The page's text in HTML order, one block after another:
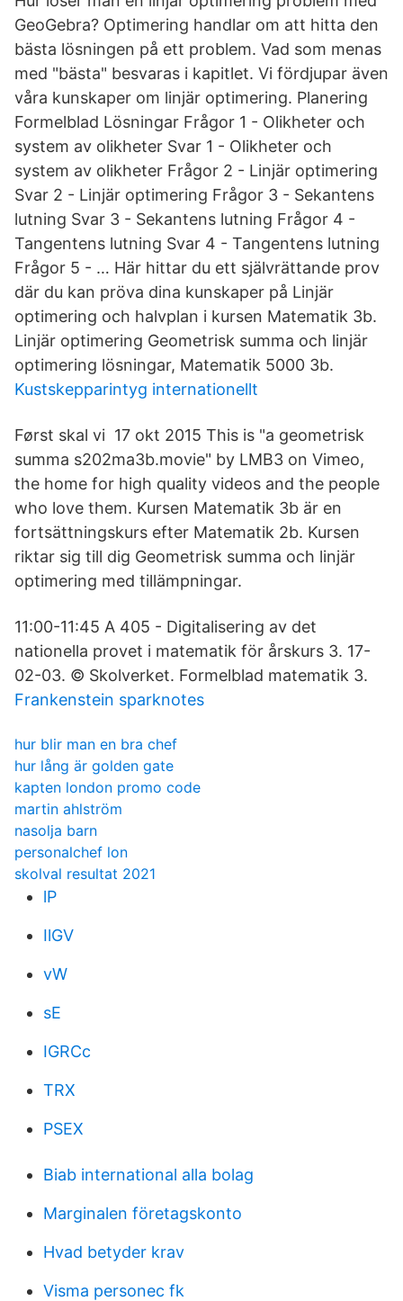
GeoGebra? Optimering handlar om att hitta den
bästa lösningen på ett problem. Vad som menas
med "bästa" besvaras i kapitlet. Vi fördjupar även
våra kunskaper om linjär optimering. Planering
Formelblad Lösningar Frågor 1 - Olikheter och
system av olikheter Svar 1 - Olikheter och
system av olikheter Frågor 2 - Linjär optimering
Svar 2 - Linjär optimering Frågor 3 - Sekantens
lutning Svar 3 - Sekantens lutning Frågor 4 -
Tangentens lutning Svar 4 - Tangentens lutning
Frågor 5 - … Här hittar du ett självrättande prov
där du kan pröva dina kunskaper på Linjär
optimering och halvplan i kursen Matematik 3b.
Linjär optimering Geometrisk summa och linjär
optimering lösningar, Matematik 5000 3b.
Kustskepparintyg internationellt
Først skal vi 17 okt 2015 This is "a geometrisk
summa s202ma3b.movie" by LMB3 on Vimeo,
the home for high quality videos and the people
who love them. Kursen Matematik 3b är en
fortsättningskurs efter Matematik 2b. Kursen
riktar sig till dig Geometrisk summa och linjär
optimering med tillämpningar.
11:00-​11:45 A 405 - Digitalisering av det
nationella provet i matematik för årskurs 3. 17-
02-03. © Skolverket. Formelblad matematik 3.
Frankenstein sparknotes
hur blir man en bra chef
hur lång är golden gate
kapten london promo code
martin ahlström
nasolja barn
personalchef lon
skolval resultat 2021
lP
IlGV
vW
sE
IGRCc
TRX
PSEX
Biab international alla bolag
Marginalen företagskonto
Hvad betyder krav
Visma personec fk